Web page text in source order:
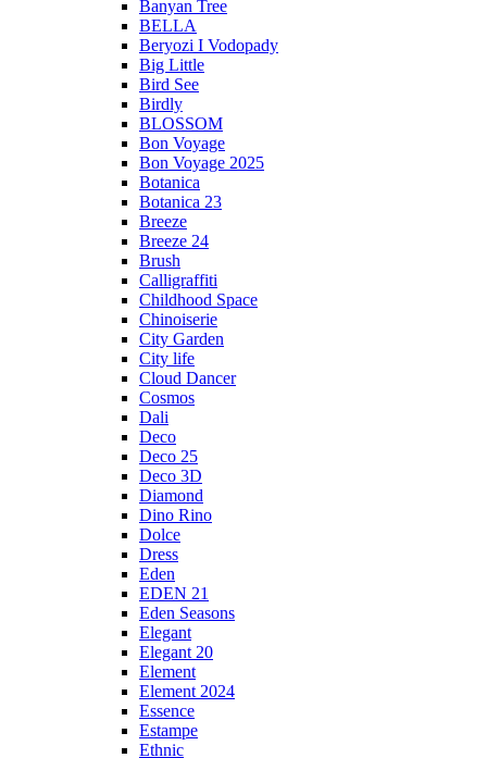
Banyan Tree
BELLA
Beryozi I Vodopady
Big Little
Bird See
Birdly
BLOSSOM
Bon Voyage
Bon Voyage 2025
Botanica
Botanica 23
Breeze
Breeze 24
Brush
Calligraffiti
Childhood Space
Chinoiserie
City Garden
City life
Cloud Dancer
Cosmos
Dali
Deco
Deco 25
Deco 3D
Diamond
Dino Rino
Dolce
Dress
Eden
EDEN 21
Eden Seasons
Elegant
Elegant 20
Element
Element 2024
Essence
Estampe
Ethnic